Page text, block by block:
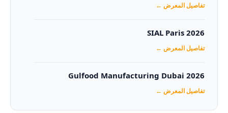
تفاصيل المعرض ←
SIAL Paris 2026
تفاصيل المعرض ←
Gulfood Manufacturing Dubai 2026‏
تفاصيل المعرض ←